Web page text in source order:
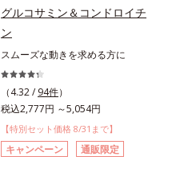
グルコサミン＆コンドロイチ
ン
スムーズな動きを求める方に
（4.32 / 94件）
税込2,777円 ～5,054円
【特別セット価格 8/31まで】
キャンペーン 通販限定